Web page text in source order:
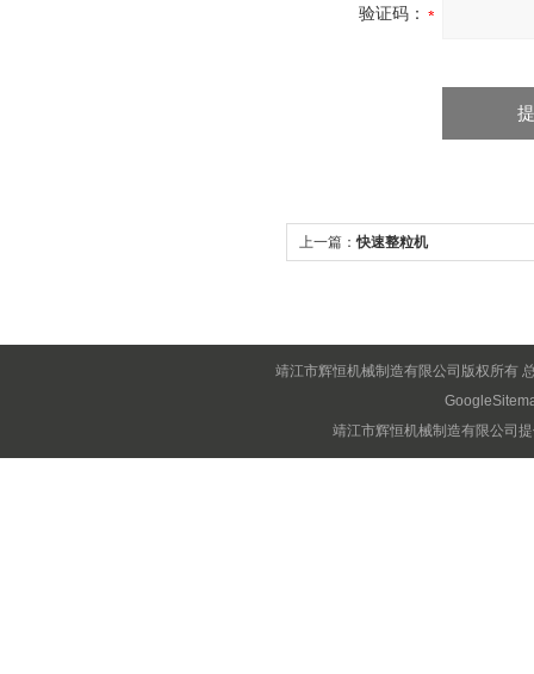
验证码：
上一篇：快速整粒机
靖江市辉恒机械制造有限公司版权所有
靖江市辉恒机械制造有限公司